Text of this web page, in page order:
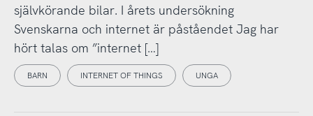
självkörande bilar. I årets undersökning
Svenskarna och internet är påståendet Jag har
hört talas om ”internet […]
BARN INTERNET OF THINGS UNGA